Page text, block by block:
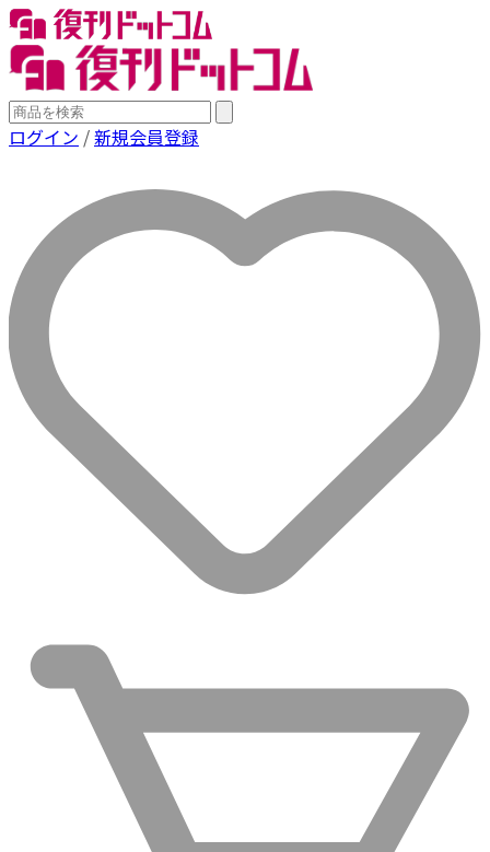
ログイン /新規会員登録